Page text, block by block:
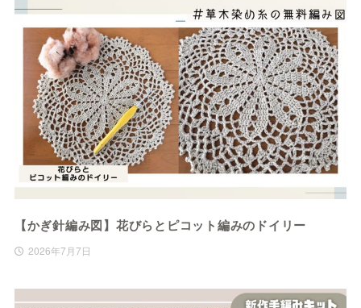
【かぎ針編み図】花びらとピコット編みのドイリー
2026年7月7日